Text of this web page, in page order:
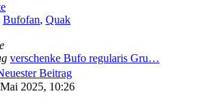
Bufofan, Quak
verschenke Bufo regularis Gru…
Beitrag
2025, 10:26